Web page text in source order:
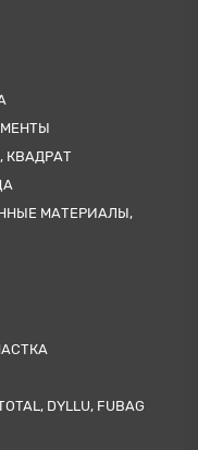
КВАДРАТ
МАТЕРИАЛЫ,
DYLLU, FUBAG